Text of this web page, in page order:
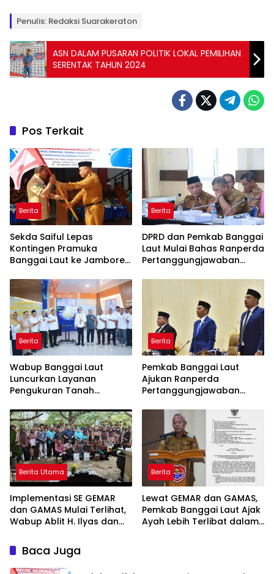
Penulis: Redaksi Suarakeraton
ASN DALAM PUSARAN POLITIK LOKAL PEMILIHAN
SERENTAK TAHUN 2024
Pos Terkait
Berita
Sekda Saiful Lepas
Kontingen Pramuka
Banggai Laut ke Jambore
Jaga Nama Daerah
Berita
DPRD dan Pemkab Banggai
Laut Mulai Bahas Ranperda
Pertanggungjawaban
Berita
Wabup Banggai Laut
Luncurkan Layanan
Pengukuran Tanah
Akses dan Tingkatkan
Kepastian Hukum
Berita
Pemkab Banggai Laut
Ajukan Ranperda
Pertanggungjawaban
Pendapatan Tembus 97,02
Berita Utama
Implementasi SE GEMAR
dan GAMAS Mulai Terlihat,
Wabup Ablit H. Ilyas dan
Kompak Ambil Rapor Anak
Berita
Lewat GEMAR dan GAMAS,
Pemkab Banggai Laut Ajak
Ayah Lebih Terlibat dalam
Baca Juga